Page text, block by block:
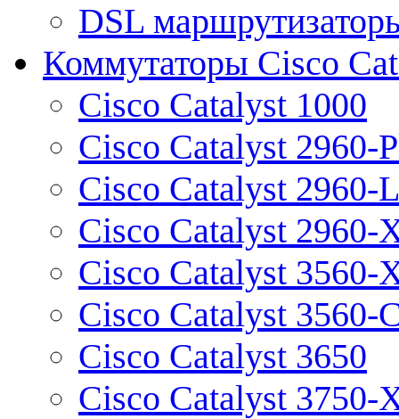
DSL
Коммутаторы Cisco
Cisco Catalyst 1000
Cisco Catalyst 2960-
Cisco Catalyst 2960-L
Cisco Catalyst 2960-
Cisco Catalyst 3560-
Cisco Catalyst 3560-
Cisco Catalyst 3650
Cisco Catalyst 3750-